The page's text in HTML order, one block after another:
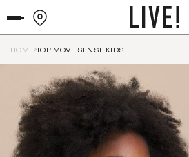
HOME TOP MOVE SENSE KIDS